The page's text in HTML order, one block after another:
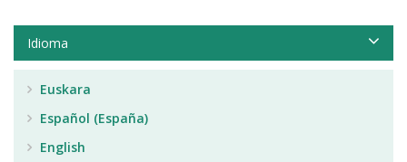
Idioma
Euskara
Español (España)
English